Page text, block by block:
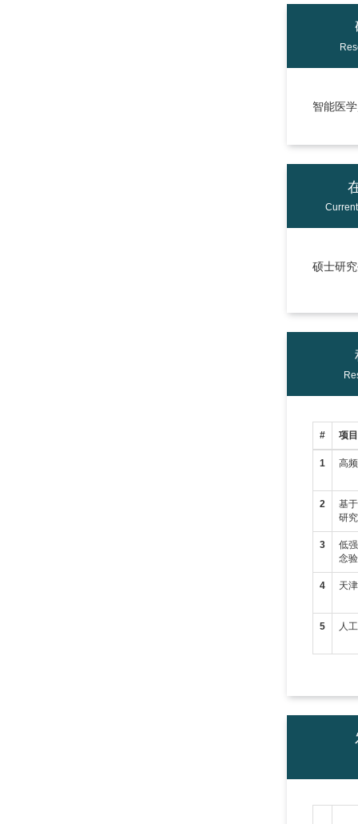
智能医
硕士研
# 项
1 高
2
基
研究
3
低
念
4 天
5 人